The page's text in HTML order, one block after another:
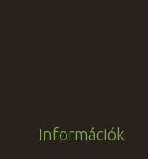
Információk